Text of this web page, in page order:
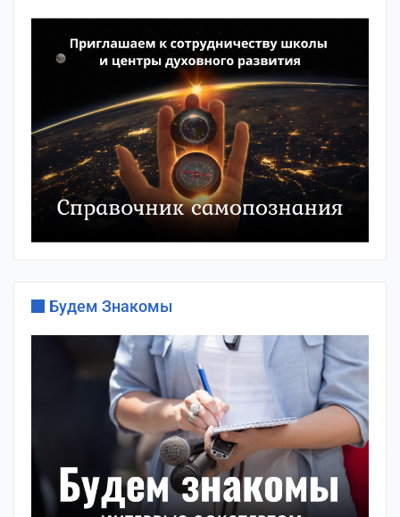
Будем Знакомы